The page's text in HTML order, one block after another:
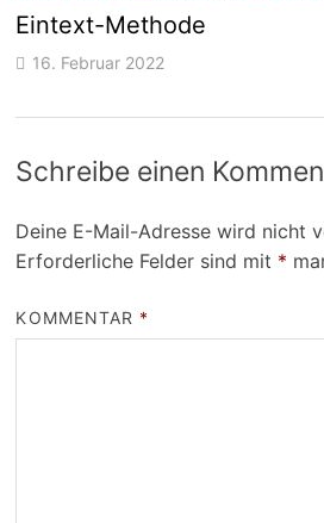
Eintext-Methode
16. Februar 2022
Schreibe einen
Deine E-Mail-Adresse wird nicht
Erforderliche Felder sind mit *
KOMMENTAR *